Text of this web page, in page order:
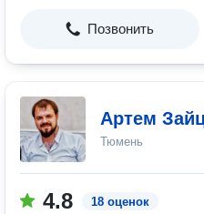
Позвонить
Артем
Тюмень
4.8 18 оценок